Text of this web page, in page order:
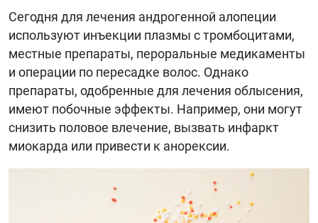
Сегодня для лечения андрогенной алопеции
используют инъекции плазмы с тромбоцитами,
местные препараты, пероральные медикаменты
и операции по пересадке волос. Однако
препараты, одобренные для лечения облысения,
имеют побочные эффекты. Например, они могут
снизить половое влечение, вызвать инфаркт
миокарда или привести к анорексии.